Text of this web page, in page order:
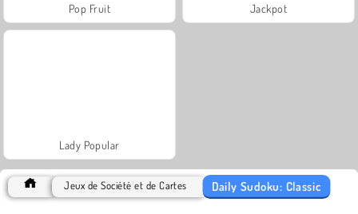
Pop Fruit Jackpot
Lady Popular
Jeux de Société et de Cartes Daily Sudoku: Classic